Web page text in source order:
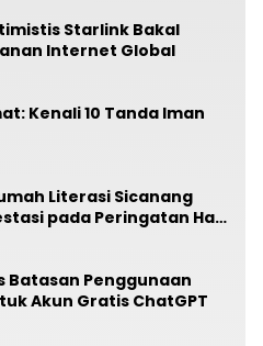
Starlink Bakal
Internet Global
Kenali 10 Tanda Iman
Literasi Sicanang
pada Peringatan Hari
di Kecamatan Medan
Batasan Penggunaan
Akun Gratis ChatGPT